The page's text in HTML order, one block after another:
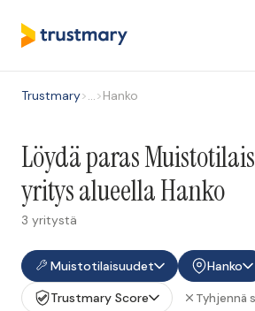
Trustmary>…>Hanko
Löydä paras
yritys alueella Hanko
3 yritystä
Muistotilaisuudet
Hanko
Trustmary Score
Tyhjennä